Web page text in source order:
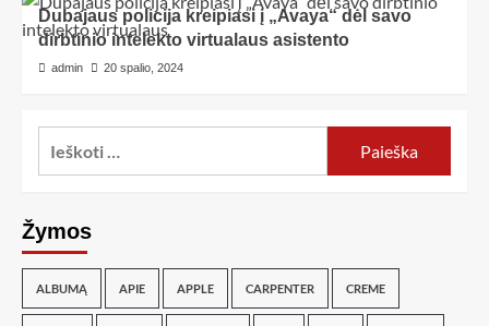
Dubajaus policija kreipiasi į „Avaya“ dėl savo
dirbtinio intelekto virtualaus asistento
admin 20 spalio, 2024
Žymos
ALBUMĄ APIE APPLE CARPENTER CREME